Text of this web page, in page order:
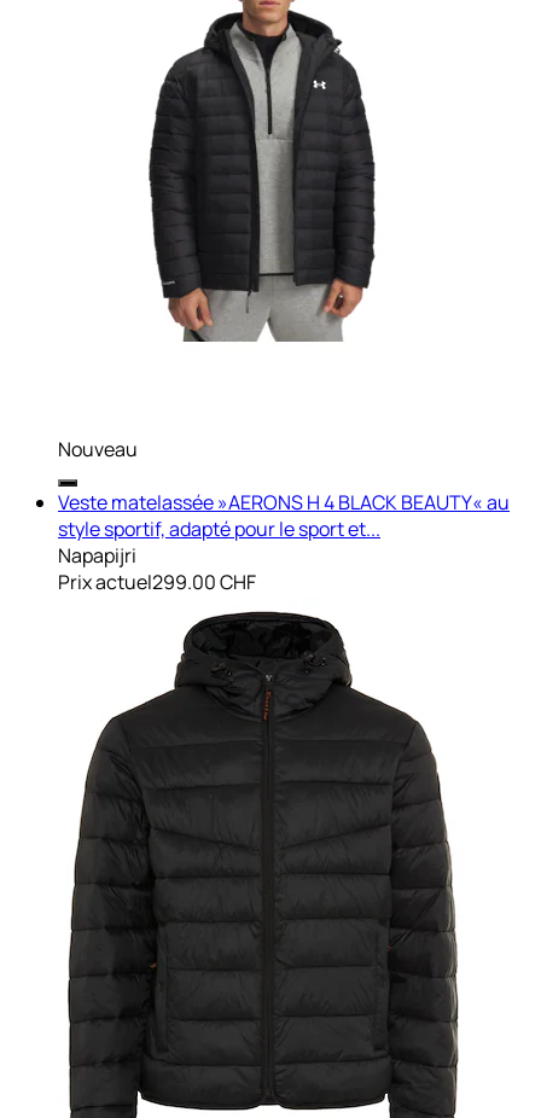
Nouveau
Veste matelassée »AERONS H 4 BLACK BEAUTY« au
style sportif, adapté pour le sport et...
Napapijri
Prix actuel299.00 CHF